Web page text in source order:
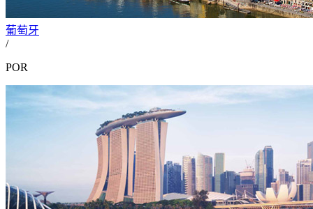
葡萄牙
/
POR